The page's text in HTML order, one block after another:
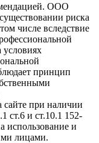
ООО
риска
числе вследствие
условиях
принцип
при наличии
ст.6 и ст.10.1 152-
использование и
лицами.